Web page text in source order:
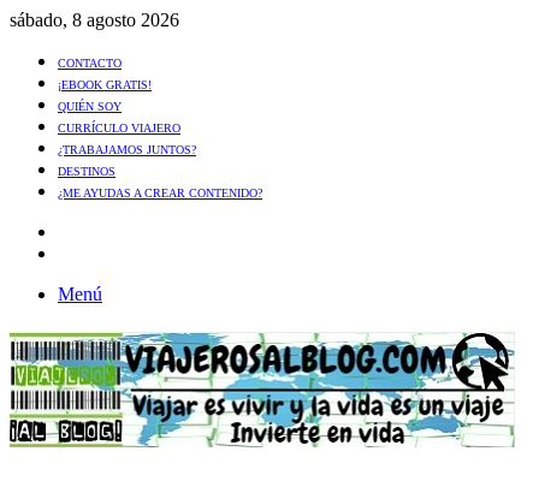
sábado, 8 agosto 2026
CONTACTO
¡EBOOK GRATIS!
QUIÉN SOY
CURRÍCULO VIAJERO
¿TRABAJAMOS JUNTOS?
DESTINOS
¿ME AYUDAS A CREAR CONTENIDO?
Menú